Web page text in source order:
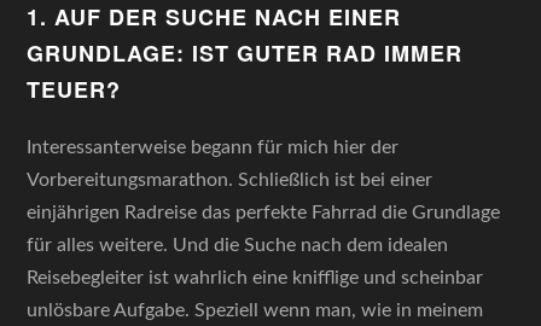
1. AUF DER SUCHE NACH EINER
GRUNDLAGE: IST GUTER RAD IMMER
TEUER?
Interessanterweise begann für mich hier der
Vorbereitungsmarathon. Schließlich ist bei einer
einjährigen Radreise das perfekte Fahrrad die Grundlage
für alles weitere. Und die Suche nach dem idealen
Reisebegleiter ist wahrlich eine knifflige und scheinbar
unlösbare Aufgabe. Speziell wenn man, wie in meinem